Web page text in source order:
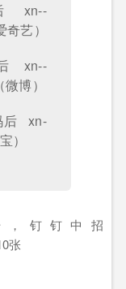
xn--
艺）
xn--
博）
后 xn-
）